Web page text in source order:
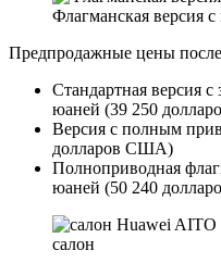
Флагманская версия
Предпродажные цены
Стандартная версия
юаней (39 250
Версия с полным
долларов США)
Полноприводная
юаней (50 240
салон